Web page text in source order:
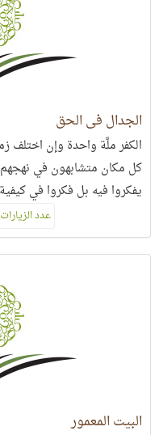
الجدال في الحق
الكفر ملَّة واحدة وإن اختلف
كل مكان متشابهون في نهجهم
يفكروا فيه بل فكروا في
عدد
البيت المعمور